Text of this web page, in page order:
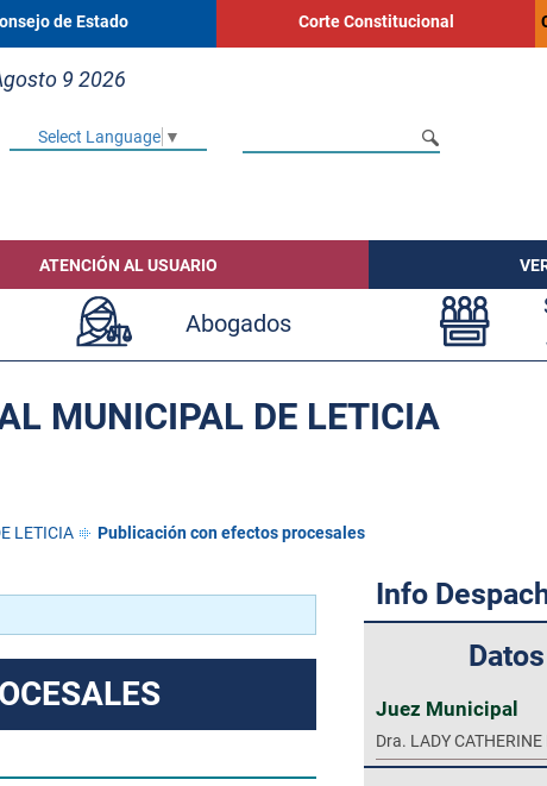
de Estado Corte Constitucional
9 2026
Select Language ▼
ATENCIÓN AL USUARIO
Abogados
MUNICIPAL DE LETICIA
LETICIA Publicación con efectos procesales
Info
Juez Municipal
Dra. LADY